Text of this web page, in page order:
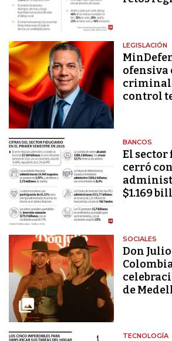
LEGISLACIÓN
ofensiva
control
BANCOS
El
cerró
$1.169
SOCIALES
Don
de
TECNOLOGÍA